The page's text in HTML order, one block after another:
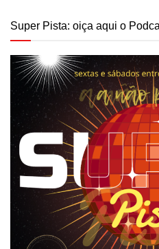
Super Pista: oiça aqui o